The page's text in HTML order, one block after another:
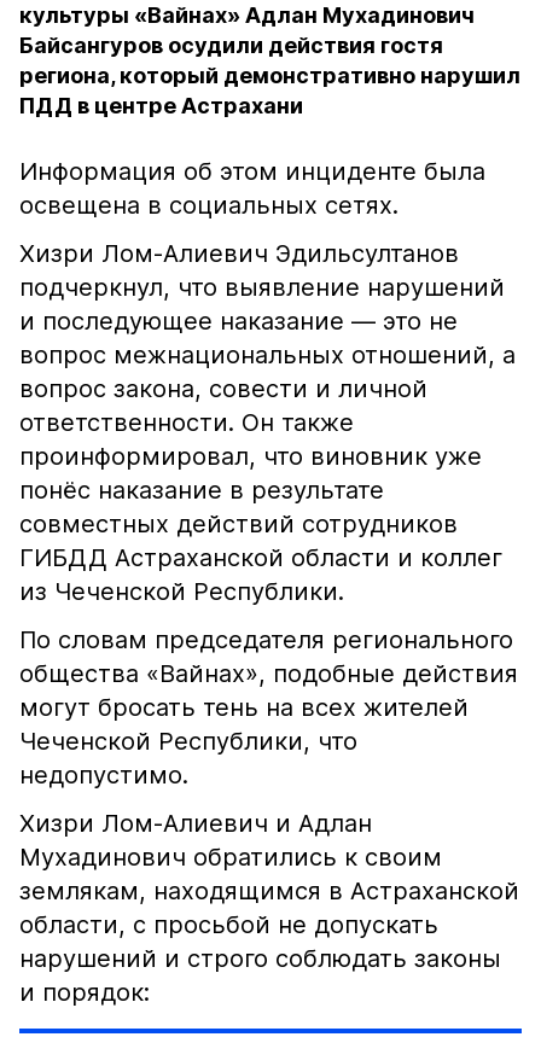
культуры «Вайнах» Адлан Мухадинович
Байсангуров осудили действия гостя
региона, который демонстративно нарушил
ПДД в центре Астрахани
Информация об этом инциденте была
освещена в социальных сетях.
Хизри Лом-Алиевич Эдильсултанов
подчеркнул, что выявление нарушений
и последующее наказание — это не
вопрос межнациональных отношений, а
вопрос закона, совести и личной
ответственности. Он также
проинформировал, что виновник уже
понёс наказание в результате
совместных действий сотрудников
ГИБДД Астраханской области и коллег
из Чеченской Республики.
По словам председателя регионального
общества «Вайнах», подобные действия
могут бросать тень на всех жителей
Чеченской Республики, что
недопустимо.
Хизри Лом-Алиевич и Адлан
Мухадинович обратились к своим
землякам, находящимся в Астраханской
области, с просьбой не допускать
нарушений и строго соблюдать законы
и порядок: